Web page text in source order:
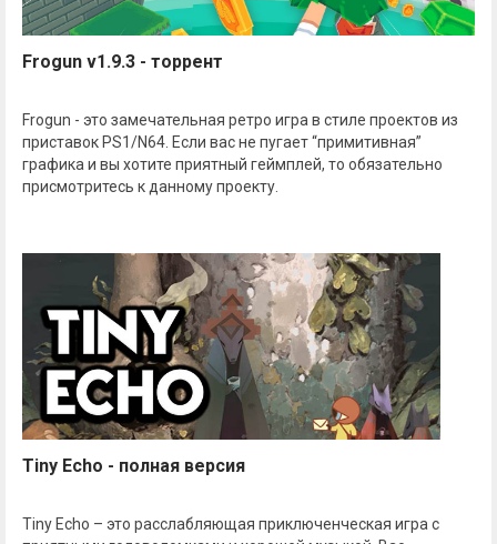
Frogun v1.9.3 - торрент
Frogun - это замечательная ретро игра в стиле проектов из
приставок PS1/N64. Если вас не пугает “примитивная”
графика и вы хотите приятный геймплей, то обязательно
присмотритесь к данному проекту.
Tiny Echo - полная версия
Tiny Echo – это расслабляющая приключенческая игра с